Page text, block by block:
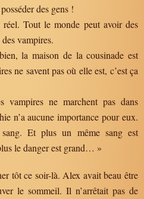
des gens !
Tout le monde peut avoir des
vampires.
la maison de la cousinade est
ne savent pas où elle est, c’est ça
ne marchent pas dans
n’a aucune importance pour eux.
Et plus un même sang est
le danger est grand… »
tôt ce soir-là. Alex avait beau être
le sommeil. Il n’arrêtait pas de